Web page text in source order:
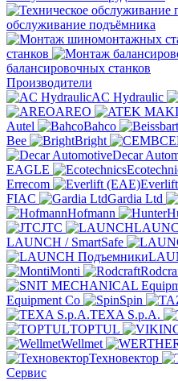
обслуживание подъёмника
станков
балансировочных станков
Производители
AC Hydraulic
AREO
Autel
Bahco
Bee
Bright
Decar
EAGLE
Errecom
FIAC
Gardia Ltd
Hofmann
JTC
LAUNCH / SmartSafe
Monti
Equipment Co
Spin
TEXA S.p.A.
TOPTUL
Wellmet
Техновектор
Сервис